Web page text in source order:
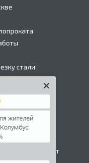
стали
стали
или болгаркой
металлопрокат
жителей